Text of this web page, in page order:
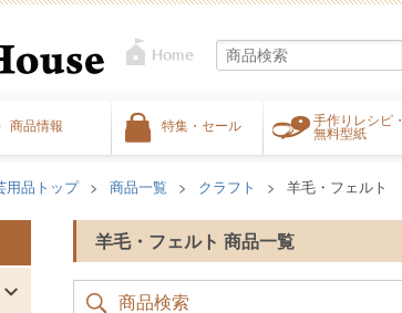
商品情報 特集・セール
手作りレシピ・
無料型紙
用品トップ 商品一覧 クラフト 羊毛・フェルト
羊毛・フェルト 商品一覧
商品検索